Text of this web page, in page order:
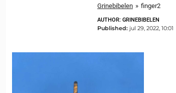
Grinebibelen » finger2
AUTHOR: GRINEBIBELEN
Published: jul 29, 2022, 10:01